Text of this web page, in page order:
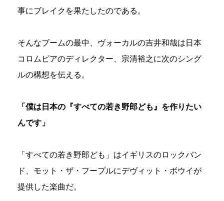
事にブレイクを果たしたのである。
そんなブームの最中、ヴォーカルの吉井和哉は日本
コロムビアのディレクター、宗清裕之に次のシング
ルの構想を伝える。
「僕は日本の『すべての若き野郎ども』を作りたい
んです」
「すべての若き野郎ども」はイギリスのロックバン
ド、モット・ザ・フープルにデヴィット・ボウイが
提供した楽曲だ。